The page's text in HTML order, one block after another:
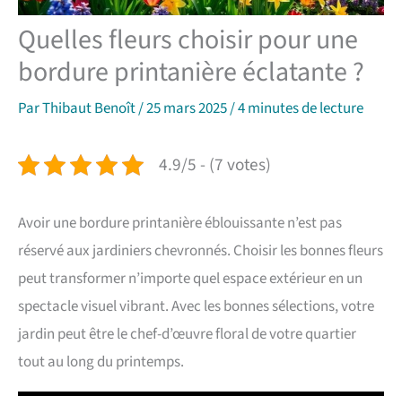
Quelles fleurs choisir pour une
bordure printanière éclatante ?
ParThibaut Benoît/25 mars 2025/4 minutes de lecture
4.9/5 - (7 votes)
Avoir une bordure printanière éblouissante n’est pas
réservé aux jardiniers chevronnés. Choisir les bonnes fleurs
peut transformer n’importe quel espace extérieur en un
spectacle visuel vibrant. Avec les bonnes sélections, votre
jardin peut être le chef-d’œuvre floral de votre quartier
tout au long du printemps.